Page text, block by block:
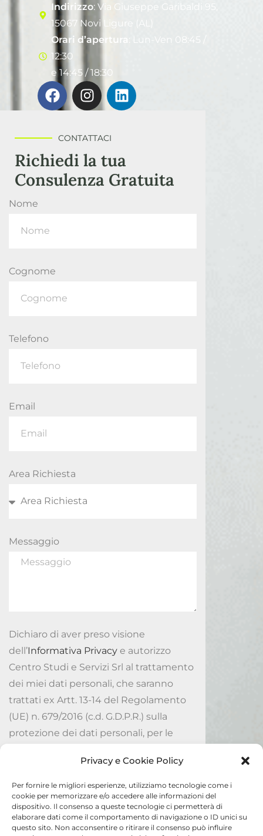
Privacy e Cookie Policy
Per fornire le migliori esperienze, utilizziamo tecnologie come i
cookie per memorizzare e/o accedere alle informazioni del
dispositivo. Il consenso a queste tecnologie ci permetterà di
elaborare dati come il comportamento di navigazione o ID unici su
questo sito. Non acconsentire o ritirare il consenso può influire
Indirizzo: Via Giuseppe Garibaldi 95,
15067 Novi Ligure (AL)
Orari d’apertura : Lun-Ven 08:45 /
12:30
e 14:45 / 18:30
CONTATTACI
Richiedi la tua
Consulenza Gratuita
Nome
Cognome
Telefono
Email
Area Richiesta
Messaggio
Dichiaro di aver preso visione
dell’Informativa Privacy e autorizzo
Centro Studi e Servizi Srl al trattamento
dei miei dati personali, che saranno
trattati ex Artt. 13-14 del Regolamento
(UE) n. 679/2016 (c.d. G.D.P.R.) sulla
protezione dei dati personali, per le
Invia